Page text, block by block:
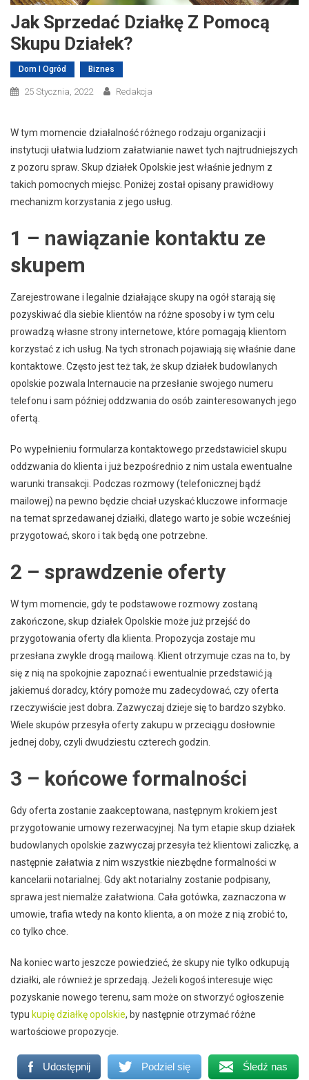
Jak Sprzedać Działkę Z Pomocą
Skupu Działek?
Dom I Ogród Biznes
25 Stycznia, 2022 Redakcja
W tym momencie działalność różnego rodzaju organizacji i
instytucji ułatwia ludziom załatwianie nawet tych najtrudniejszych
z pozoru spraw. Skup działek Opolskie jest właśnie jednym z
takich pomocnych miejsc. Poniżej został opisany prawidłowy
mechanizm korzystania z jego usług.
1 – nawiązanie kontaktu ze
skupem
Zarejestrowane i legalnie działające skupy na ogół starają się
pozyskiwać dla siebie klientów na różne sposoby i w tym celu
prowadzą własne strony internetowe, które pomagają klientom
korzystać z ich usług. Na tych stronach pojawiają się właśnie dane
kontaktowe. Często jest też tak, że skup działek budowlanych
opolskie pozwala Internaucie na przesłanie swojego numeru
telefonu i sam później oddzwania do osób zainteresowanych jego
ofertą.
Po wypełnieniu formularza kontaktowego przedstawiciel skupu
oddzwania do klienta i już bezpośrednio z nim ustala ewentualne
warunki transakcji. Podczas rozmowy (telefonicznej bądź
mailowej) na pewno będzie chciał uzyskać kluczowe informacje
na temat sprzedawanej działki, dlatego warto je sobie wcześniej
przygotować, skoro i tak będą one potrzebne.
2 – sprawdzenie oferty
W tym momencie, gdy te podstawowe rozmowy zostaną
zakończone, skup działek Opolskie może już przejść do
przygotowania oferty dla klienta. Propozycja zostaje mu
przesłana zwykle drogą mailową. Klient otrzymuje czas na to, by
się z nią na spokojnie zapoznać i ewentualnie przedstawić ją
jakiemuś doradcy, który pomoże mu zadecydować, czy oferta
rzeczywiście jest dobra. Zazwyczaj dzieje się to bardzo szybko.
Wiele skupów przesyła oferty zakupu w przeciągu dosłownie
jednej doby, czyli dwudziestu czterech godzin.
3 – końcowe formalności
Gdy oferta zostanie zaakceptowana, następnym krokiem jest
przygotowanie umowy rezerwacyjnej. Na tym etapie skup działek
budowlanych opolskie zazwyczaj przesyła też klientowi zaliczkę, a
następnie załatwia z nim wszystkie niezbędne formalności w
kancelarii notarialnej. Gdy akt notarialny zostanie podpisany,
sprawa jest niemalże załatwiona. Cała gotówka, zaznaczona w
umowie, trafia wtedy na konto klienta, a on może z nią zrobić to,
co tylko chce.
Na koniec warto jeszcze powiedzieć, że skupy nie tylko odkupują
działki, ale również je sprzedają. Jeżeli kogoś interesuje więc
pozyskanie nowego terenu, sam może on stworzyć ogłoszenie
typu kupię działkę opolskie, by następnie otrzymać różne
wartościowe propozycje.
Udostępnij Podziel się Śledź nas